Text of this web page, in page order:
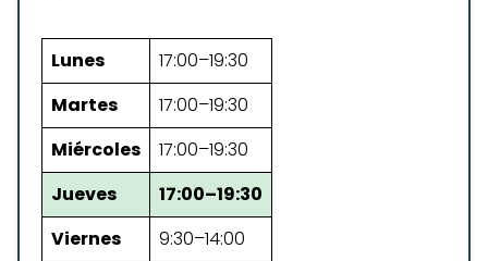
Lunes
17:00–19:30
Martes
17:00–19:30
Miércoles
17:00–19:30
Jueves
17:00–19:30
Viernes
9:30–14:00